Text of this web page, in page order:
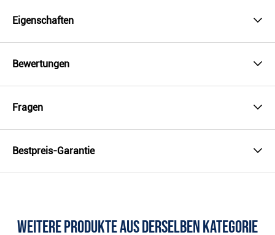
Eigenschaften
Bewertungen
Fragen
Bestpreis-Garantie
Weitere Produkte aus derselben Kategorie